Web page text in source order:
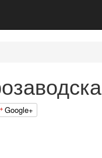
Google+